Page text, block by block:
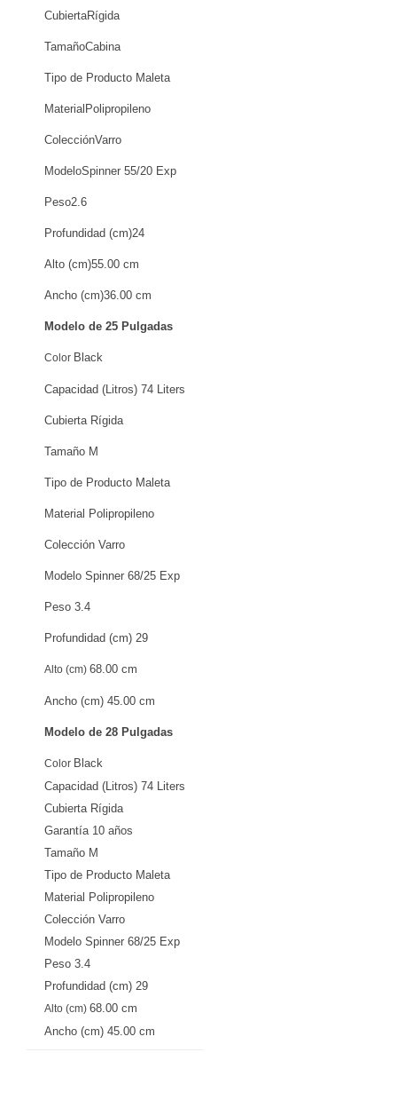
CubiertaRígida
TamañoCabina
Tipo de Producto Maleta
MaterialPolipropileno
ColecciónVarro
ModeloSpinner 55/20 Exp
Peso2.6
Profundidad (cm)24
Alto (cm)55.00 cm
Ancho (cm)36.00 cm
Modelo de 25 Pulgadas
Color Black
Capacidad (Litros) 74 Liters
Cubierta Rígida
Tamaño M
Tipo de Producto Maleta
Material Polipropileno
Colección Varro
Modelo Spinner 68/25 Exp
Peso 3.4
Profundidad (cm) 29
Alto (cm) 68.00 cm
Ancho (cm) 45.00 cm
Modelo de 28 Pulgadas
Color Black
Capacidad (Litros) 74 Liters
Cubierta Rígida
Garantía 10 años
Tamaño M
Tipo de Producto Maleta
Material Polipropileno
Colección Varro
Modelo Spinner 68/25 Exp
Peso 3.4
Profundidad (cm) 29
Alto (cm) 68.00 cm
Ancho (cm) 45.00 cm